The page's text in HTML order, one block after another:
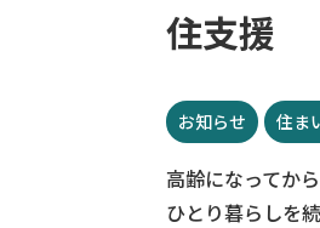
住支援
お知らせ 住ま
高齢になってか
ひとり暮らしを